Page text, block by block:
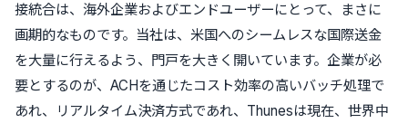
接統合は、海外企業およびエンドユーザーにとって、まさに
画期的なものです。当社は、米国へのシームレスな国際送金
を大量に行えるよう、門戸を大きく開いています。企業が必
要とするのが、ACHを通じたコスト効率の高いバッチ処理で
あれ、リアルタイム決済方式であれ、Thunesは現在、世界中